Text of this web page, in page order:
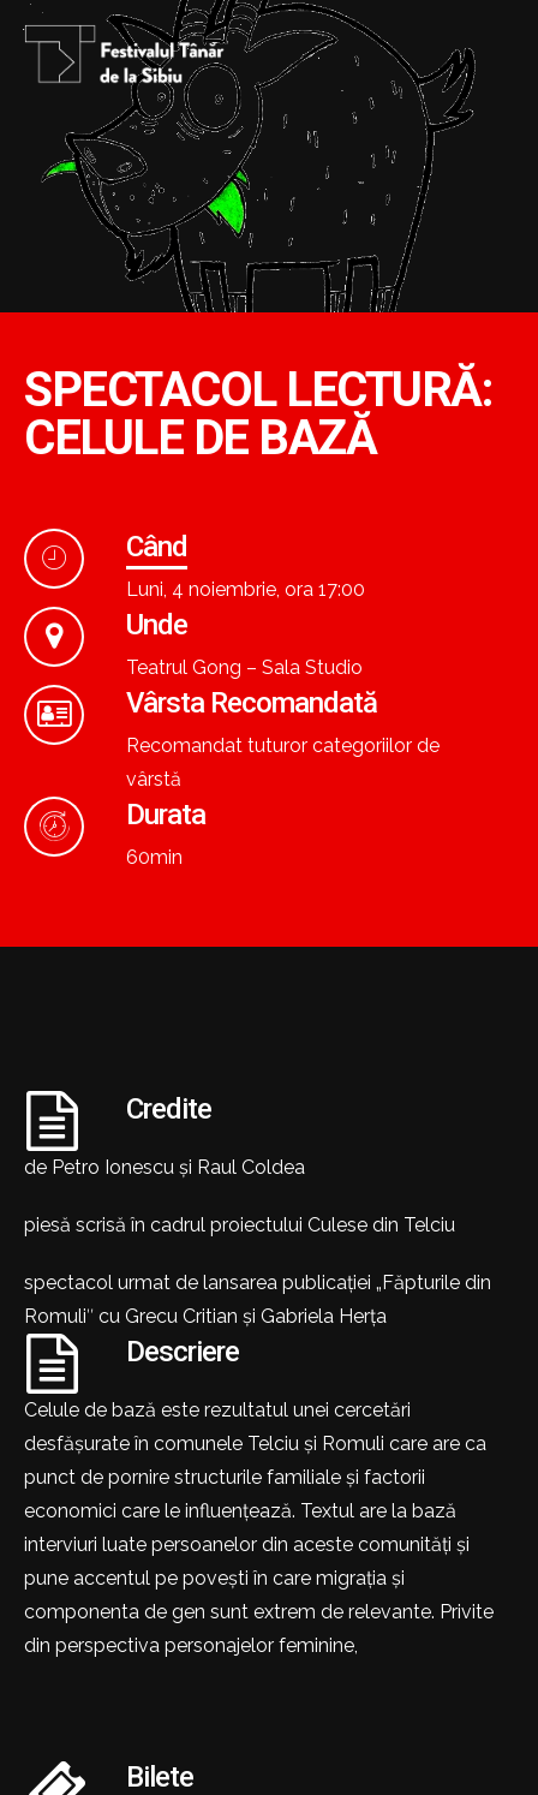
SPECTACOL LECTURĂ:
CELULE DE BAZĂ
Când
Luni, 4 noiembrie, ora 17:00
Unde
Teatrul Gong – Sala Studio
Vârsta Recomandată
Recomandat tuturor categoriilor de
vârstă
Durata
60min
Credite
de Petro Ionescu și Raul Coldea
piesă scrisă în cadrul proiectului Culese din Telciu
spectacol urmat de lansarea publicației „Făpturile din
Romuliʺ cu Grecu Critian și Gabriela Herța
Descriere
Celule de bază este rezultatul unei cercetări
desfășurate în comunele Telciu și Romuli care are ca
punct de pornire structurile familiale și factorii
economici care le influențează. Textul are la bază
interviuri luate persoanelor din aceste comunități și
pune accentul pe povești în care migrația și
componenta de gen sunt extrem de relevante. Privite
din perspectiva personajelor feminine,
Bilete